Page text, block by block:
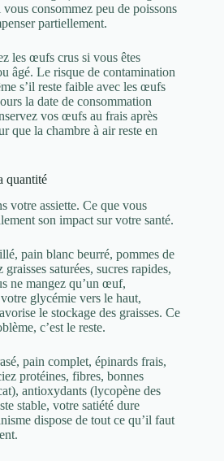
consommez peu de poissons
partiellement.
les œufs crus si vous êtes
âgé. Le risque de contamination
s’il reste faible avec les œufs
la date de consommation
vos œufs au frais après
que la chambre à air reste en
quantité
votre assiette. Ce que vous
son impact sur votre santé.
pain blanc beurré, pommes de
saturées, sucres rapides,
ne mangez qu’un œuf,
glycémie vers le haut,
le stockage des graisses. Ce
c’est le reste.
pain complet, épinards frais,
protéines, fibres, bonnes
antioxydants (lycopène des
stable, votre satiété dure
dispose de tout ce qu’il faut